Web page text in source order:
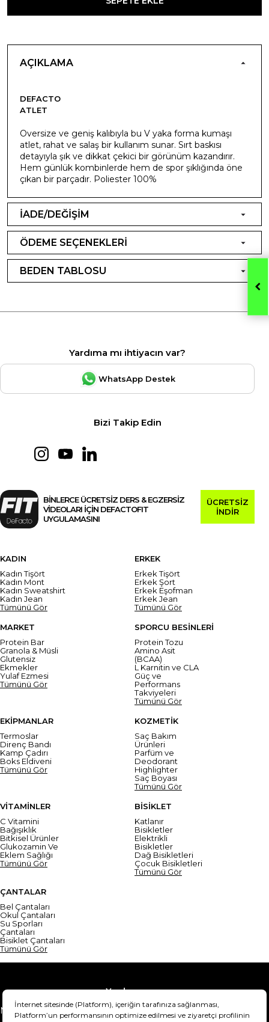
AÇIKLAMA
DEFACTO
ATLET
Oversize ve geniş kalıbıyla bu V yaka forma kumaşı
atlet, rahat ve salaş bir kullanım sunar. Sırt baskısı
detayıyla şık ve dikkat çekici bir görünüm kazandırır.
Hem günlük kombinlerde hem de spor şıklığında öne
çıkan bir parçadır. Poliester 100%
İADE/DEĞİŞİM
ÖDEME SEÇENEKLERİ
BEDEN TABLOSU
Yardıma mı ihtiyacın var?
WhatsApp Destek
Bizi Takip Edin
BİNLERCE ÜCRETSİZ DERS & EGZERSİZ
VİDEOLARI İÇİN DEFACTOFIT
UYGULAMASINI
ÜCRETSİZ
İNDİR
KADIN
Kadın Tişört
Kadın Mont
Kadın Sweatshirt
Kadın Jean
Tümünü Gör
ERKEK
Erkek Tişört
Erkek Şort
Erkek Eşofman
Erkek Jean
Tümünü Gör
MARKET
Protein Bar
Granola & Müsli
Glutensiz
Ekmekler
Yulaf Ezmesi
Tümünü Gör
SPORCU BESİNLERİ
Protein Tozu
Amino Asit
(BCAA)
L Karnitin ve CLA
Güç ve
Performans
Takviyeleri
Tümünü Gör
EKİPMANLAR
Termoslar
Direnç Bandı
Kamp Çadırı
Boks Eldiveni
Tümünü Gör
KOZMETİK
Saç Bakım
Ürünleri
Parfüm ve
Deodorant
Highlighter
Saç Boyası
Tümünü Gör
VİTAMİNLER
C Vitamini
Bağışıklık
Bitkisel Ürünler
Glukozamin Ve
Eklem Sağlığı
Tümünü Gör
BİSİKLET
Katlanır
Bisikletler
Elektrikli
Bisikletler
Dağ Bisikletleri
Çocuk Bisikletleri
Tümünü Gör
ÇANTALAR
Bel Çantaları
Okul Çantaları
Su Sporları
Çantaları
Bisiklet Çantaları
Tümünü Gör
Yardım
Mesafeli Satış Sözleşmesi
Teslimat Bilgisi